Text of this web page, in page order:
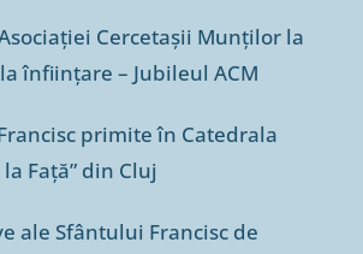
Cercetașii Munților la
înființare – Jubileul ACM
primite în Catedrala
Față” din Cluj
ale Sfântului Francisc de